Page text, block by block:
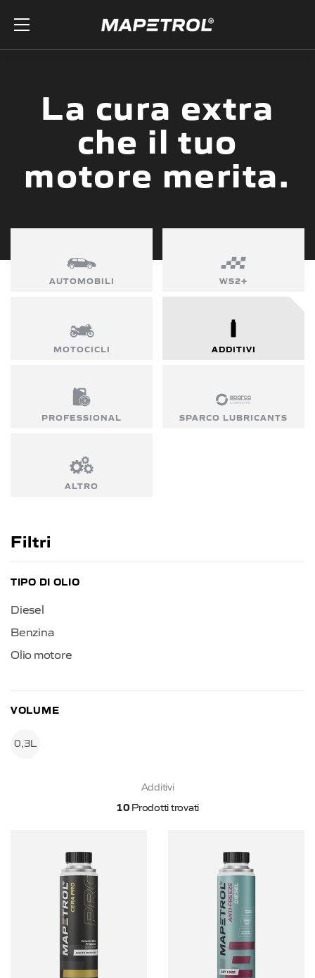
La cura extra
che il tuo
motore merita.
AUTOMOBILI WS2+
MOTOCICLI ADDITIVI
PROFESSIONAL SPARCO LUBRICANTS
ALTRO
Filtri
TIPO DI OLIO
Diesel
Benzina
Olio motore
VOLUME
0,3L
Additivi
10 Prodotti trovati